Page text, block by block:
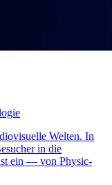
Welten. In
in die
ein — von Physic-